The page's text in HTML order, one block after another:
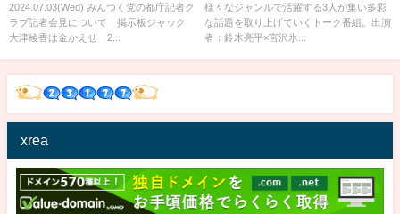
年06月27日
2024.07.03(Wed) みんつく党の都庁記者ク
ラブ記者会見について 掲示板ジャック
大津綾香は金かえせ 2...
様々なジャンルで活躍する3人が集い多彩
な話題を取り上げていくトーク番組。出演
者：鈴木亮平×宮沢氷...
xrea